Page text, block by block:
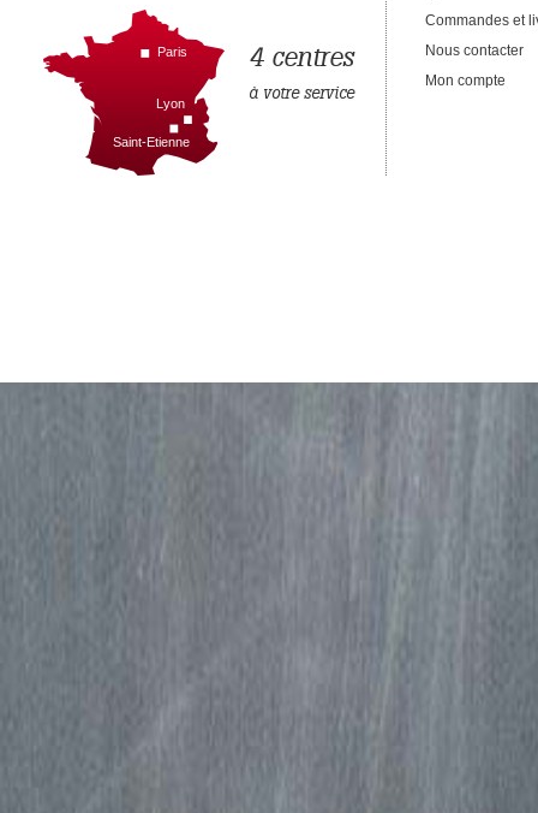
4 centres
à votre service
Paris
Lyon
Saint-Etienne
Commandes et
Nous contacter
Mon compte